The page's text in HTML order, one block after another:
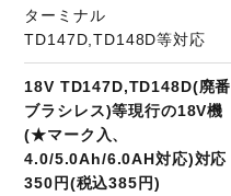
ターミナル
TD147D,TD148D等対応
18V TD147D,TD148D(廃番
ブラシレス)等現行の18V機
(★マーク入、
4.0/5.0Ah/6.0AH対応)対応
350円(税込385円)